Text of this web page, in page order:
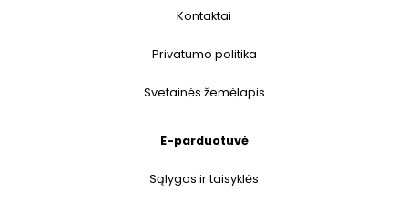
Kontaktai
Privatumo politika
Svetainės žemėlapis
E-parduotuvė
Sąlygos ir taisyklės